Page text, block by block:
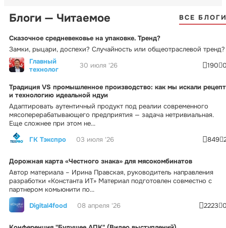
Блоги — Читаемое ВСЕ
Сказочное средневековье на упаковке. Тренд?
Замки, рыцари, доспехи? Случайность или общеотраслевой тренд?
Главный
технолог
30 июля '26 190
Традиция VS промышленное производство: как мы искали рецепт
и технологию идеальной ндуи
Адаптировать аутентичный продукт под реалии современного
мясоперерабатывающего предприятия — задача нетривиальная.
Еще сложнее при этом не...
ГК Тэкспро
03 июля '26 849
Дорожная карта «Честного знака» для мясокомбинатов
Автор материала – Ирина Правская, руководитель направления
разработки «Константа ИТ» Материал подготовлен совместно с
партнером комьюнити по...
Digital4food
08 апреля '26 2223